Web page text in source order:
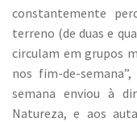
constantemente
terreno (de duas e
circulam em grupos
nos fim-de-semana”,
semana enviou à
Natureza, e aos